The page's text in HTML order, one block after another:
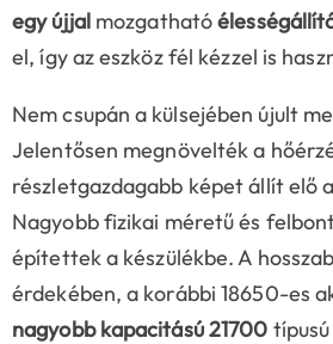
egy újjalmozgatható
el, így az eszköz fél kézzel is
Nem csupán a külsejében újult
Jelentősen megnövelték a
részletgazdagabb képet állít elő
Nagyobb fizikai méretű és
építettek a készülékbe. A
érdekében, a korábbi 18650-es
nagyobb kapacitású 21700